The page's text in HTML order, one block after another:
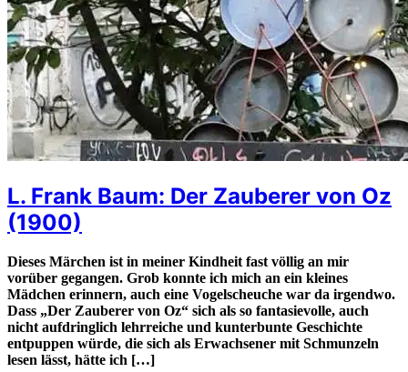
L. Frank Baum: Der Zauberer von Oz
(1900)
Dieses Märchen ist in meiner Kindheit fast völlig an mir
vorüber gegangen. Grob konnte ich mich an ein kleines
Mädchen erinnern, auch eine Vogelscheuche war da irgendwo.
Dass „Der Zauberer von Oz“ sich als so fantasievolle, auch
nicht aufdringlich lehrreiche und kunterbunte Geschichte
entpuppen würde, die sich als Erwachsener mit Schmunzeln
lesen lässt, hätte ich […]